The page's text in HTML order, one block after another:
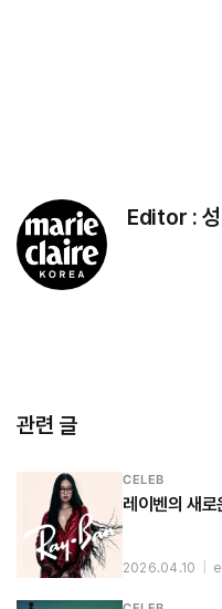
Editor :
관련 글
CELEB
레이벤의 새로
2026.04.10